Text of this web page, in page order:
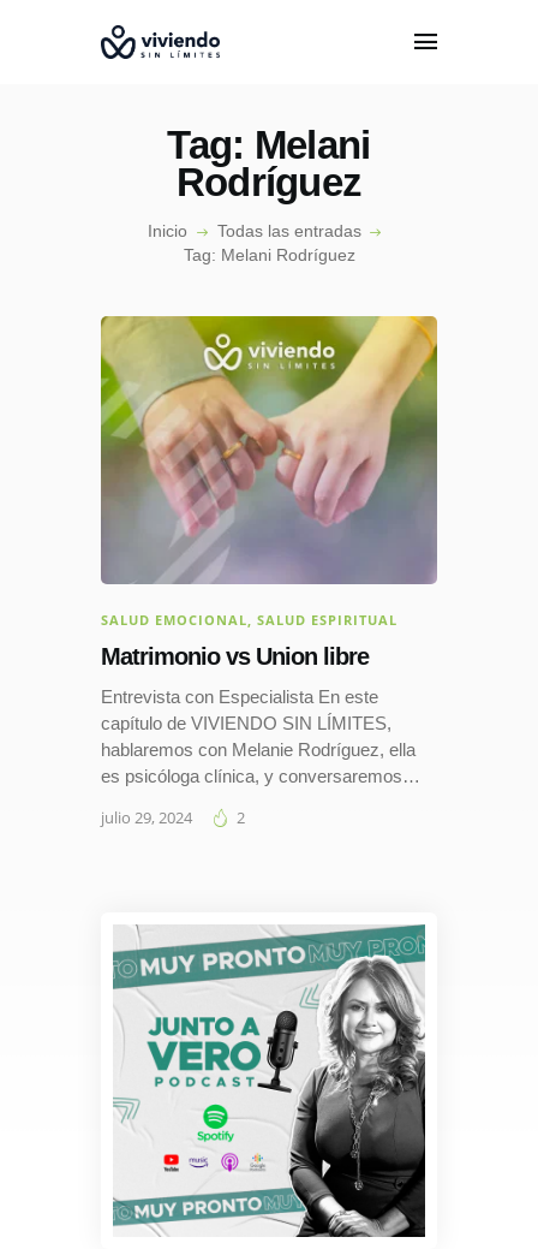
Tag: Melani
Rodríguez
Inicio
Todas las entradas
Tag: Melani Rodríguez
INICIO
CONÓCENOS
ESPECIALISTAS
PODCAST
CONTACTO
SALUD EMOCIONAL, SALUD ESPIRITUAL
Matrimonio vs Union libre
Entrevista con Especialista En este
capítulo de VIVIENDO SIN LÍMITES,
hablaremos con Melanie Rodríguez, ella
es psicóloga clínica, y conversaremos…
julio 29, 2024 2